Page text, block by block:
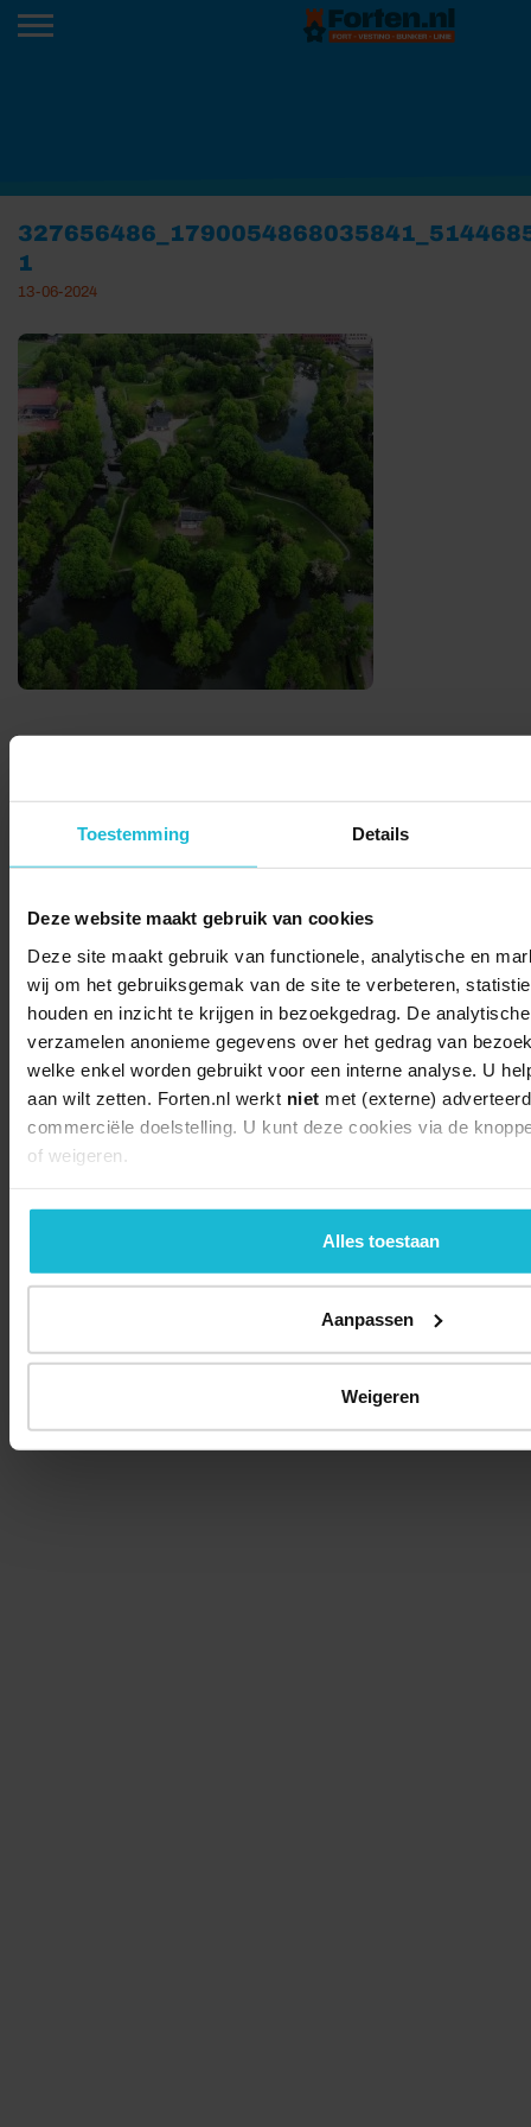
Toestemming Details
Deze website maakt gebruik van cookies
Deze site maakt gebruik van functionele, analytische en
wij om het gebruiksgemak van de site te verbeteren,
houden en inzicht te krijgen in bezoekgedrag. De
verzamelen anonieme gegevens over het gedrag van
welke enkel worden gebruikt voor een interne analyse. U
aan wilt zetten. Forten.nl werkt niet met (externe)
commerciële doelstelling. U kunt deze cookies via de
of weigeren.
Alles toestaan
Aanpassen
Weigeren
1
13-06-2024
© 2026 Stichting Forten Nederland
Forten.nl wordt ondersteund door de